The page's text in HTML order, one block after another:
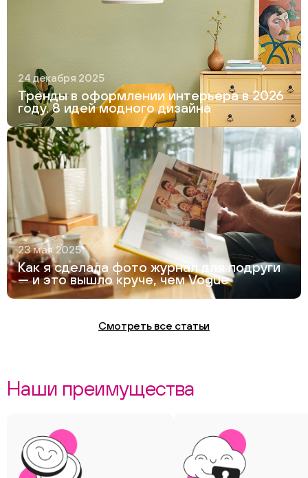
24 декабря 2025
Тренды в оформлении интерьера в 2026
году. 8 идей модного дизайна
23 мая 2025
Как я сделала фото журнал для подруги
— и это вышло круче, чем Vogue
Смотреть все статьи
Наши преимущества